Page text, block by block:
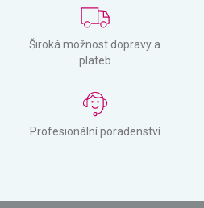
Široká možnost dopravy a
plateb
Profesionální poradenství